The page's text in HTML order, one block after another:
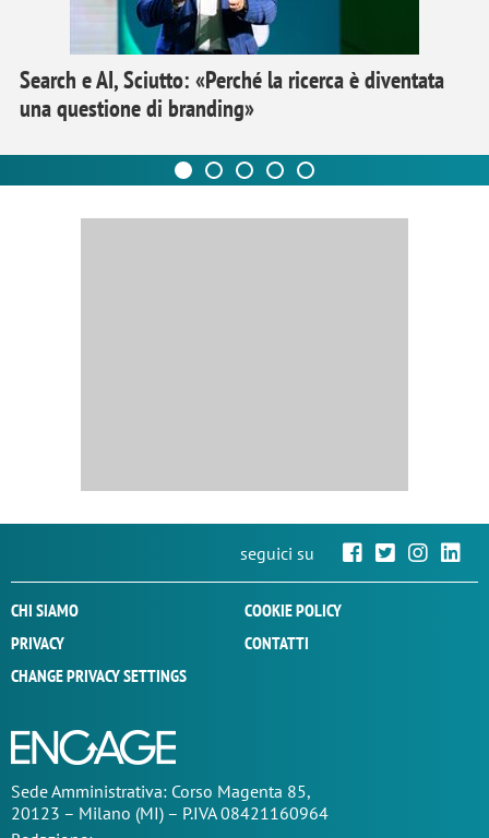
Search e AI, Sciutto: «Perché la ricerca è diventata
una questione di branding»
seguici su
CHI SIAMO
COOKIE POLICY
PRIVACY
CONTATTI
CHANGE PRIVACY SETTINGS
SedeAmministrativa: Corso Magenta 85,
20123 – Milano (MI) – P.IVA 08421160964